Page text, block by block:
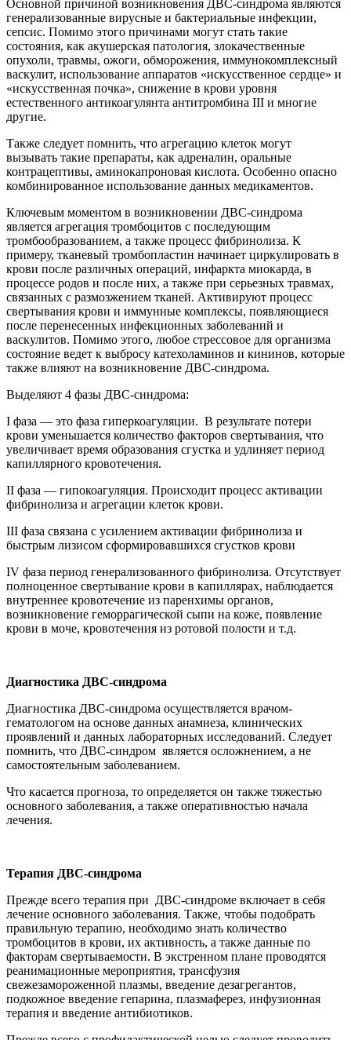
Основной причиной возникновения ДВС-синдрома являются
генерализованные вирусные и бактериальные инфекции,
сепсис. Помимо этого причинами могут стать такие
состояния, как акушерская патология, злокачественные
опухоли, травмы, ожоги, обморожения, иммунокомплексный
васкулит, использование аппаратов «искусственное сердце» и
«искусственная почка», снижение в крови уровня
естественного антикоагулянта антитромбина III и многие
другие.
Также следует помнить, что агрегацию клеток могут
вызывать такие препараты, как адреналин, оральные
контрацептивы, аминокапроновая кислота. Особенно опасно
комбинированное использование данных медикаментов.
Ключевым моментом в возникновении ДВС-синдрома
является агрегация тромбоцитов с последующим
тромбообразованием, а также процесс фибринолиза. К
примеру, тканевый тромбопластин начинает циркулировать в
крови после различных операций, инфаркта миокарда, в
процессе родов и после них, а также при серьезных травмах,
связанных с размозжением тканей. Активируют процесс
свертывания крови и иммунные комплексы, появляющиеся
после перенесенных инфекционных заболеваний и
васкулитов. Помимо этого, любое стрессовое для организма
состояние ведет к выбросу катехоламинов и кининов, которые
также влияют на возникновение ДВС-синдрома.
Выделяют 4 фазы ДВС-синдрома:
I фаза — это фаза гиперкоагуляции. В результате потери
крови уменьшается количество факторов свертывания, что
увеличивает время образования сгустка и удлиняет период
капиллярного кровотечения.
II фаза — гипокоагуляция. Происходит процесс активации
фибринолиза и агрегации клеток крови.
III фаза связана с усилением активации фибринолиза и
быстрым лизисом сформировавшихся сгустков крови
IV фаза период генерализованного фибринолиза. Отсутствует
полноценное свертывание крови в капиллярах, наблюдается
внутреннее кровотечение из паренхимы органов,
возникновение геморрагической сыпи на коже, появление
крови в моче, кровотечения из ротовой полости и т.д.
Диагностика ДВС-синдрома
Диагностика ДВС-синдрома осуществляется врачом-
гематологом на основе данных анамнеза, клинических
проявлений и данных лабораторных исследований. Следует
помнить, что ДВС-синдром является осложнением, а не
самостоятельным заболеванием.
Что касается прогноза, то определяется он также тяжестью
основного заболевания, а также оперативностью начала
лечения.
Терапия ДВС-синдрома
Прежде всего терапия при ДВС-синдроме включает в себя
лечение основного заболевания. Также, чтобы подобрать
правильную терапию, необходимо знать количество
тромбоцитов в крови, их активность, а также данные по
факторам свертываемости. В экстренном плане проводятся
реанимационные мероприятия, трансфузия
свежезамороженной плазмы, введение дезагрегантов,
подкожное введение гепарина, плазмаферез, инфузионная
терапия и введение антибиотиков.